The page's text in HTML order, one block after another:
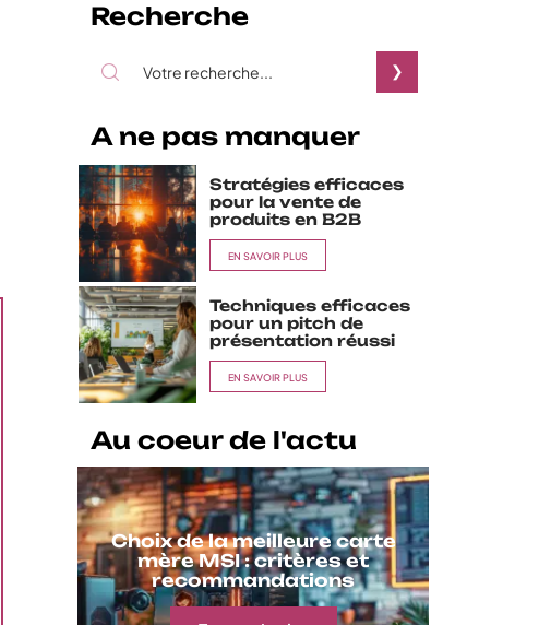
Recherche
A ne pas manquer
Stratégies efficaces
pour la vente de
produits en B2B
EN SAVOIR PLUS
Techniques efficaces
pour un pitch de
présentation réussi
EN SAVOIR PLUS
Au coeur de l'actu
Choix de la meilleure carte
mère MSI : critères et
recommandations